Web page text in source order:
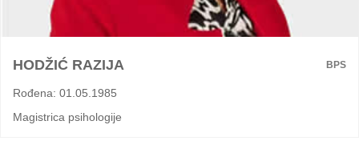
HODŽIĆ RAZIJA BPS
Rođena: 01.05.1985
Magistrica psihologije